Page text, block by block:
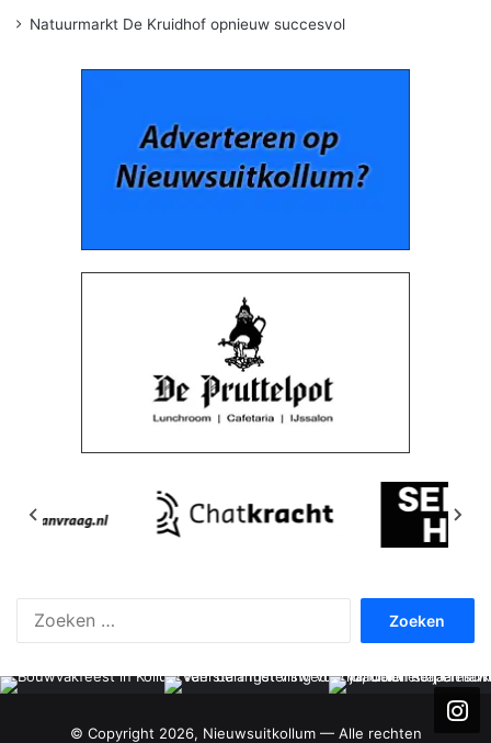
Natuurmarkt De Kruidhof opnieuw succesvol
© Copyright 2026, Nieuwsuitkollum — Alle rechten